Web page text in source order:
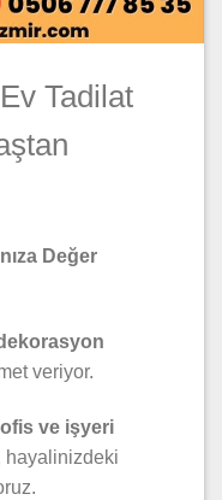
Tadilat
Değer
veriyor.
ve işyeri
hayalinizdeki